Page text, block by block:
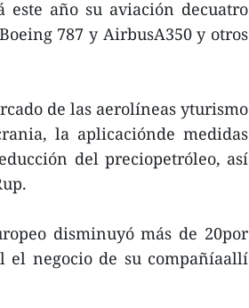
año su aviación decuatro
787 y AirbusA350 y otros
de las aerolíneas yturismo
la aplicaciónde medidas
del preciopetróleo, así
disminuyó más de 20por
el negocio de su compañíaallí